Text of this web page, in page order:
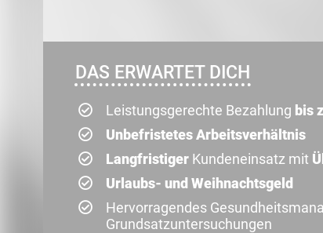
DAS ERWARTET DICH
Leistungsgerechte Bezahlung bis
Unbefristetes Arbeitsverhältnis
Langfristiger Kundeneinsatz mit
Urlaubs- und Weihnachtsgeld
Hervorragendes
Grundsatzuntersuchungen